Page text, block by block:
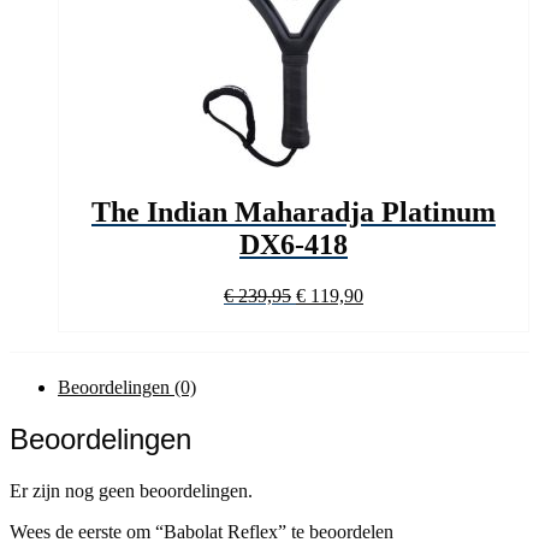
The Indian Maharadja Platinum
DX6-418
€239,95 Oorspronkelijke
€ 119,90Huidige
Beoordelingen (0)
Beoordelingen
Er zijn nog geen beoordelingen.
Wees de eerste om “Babolat Reflex” te beoordelen